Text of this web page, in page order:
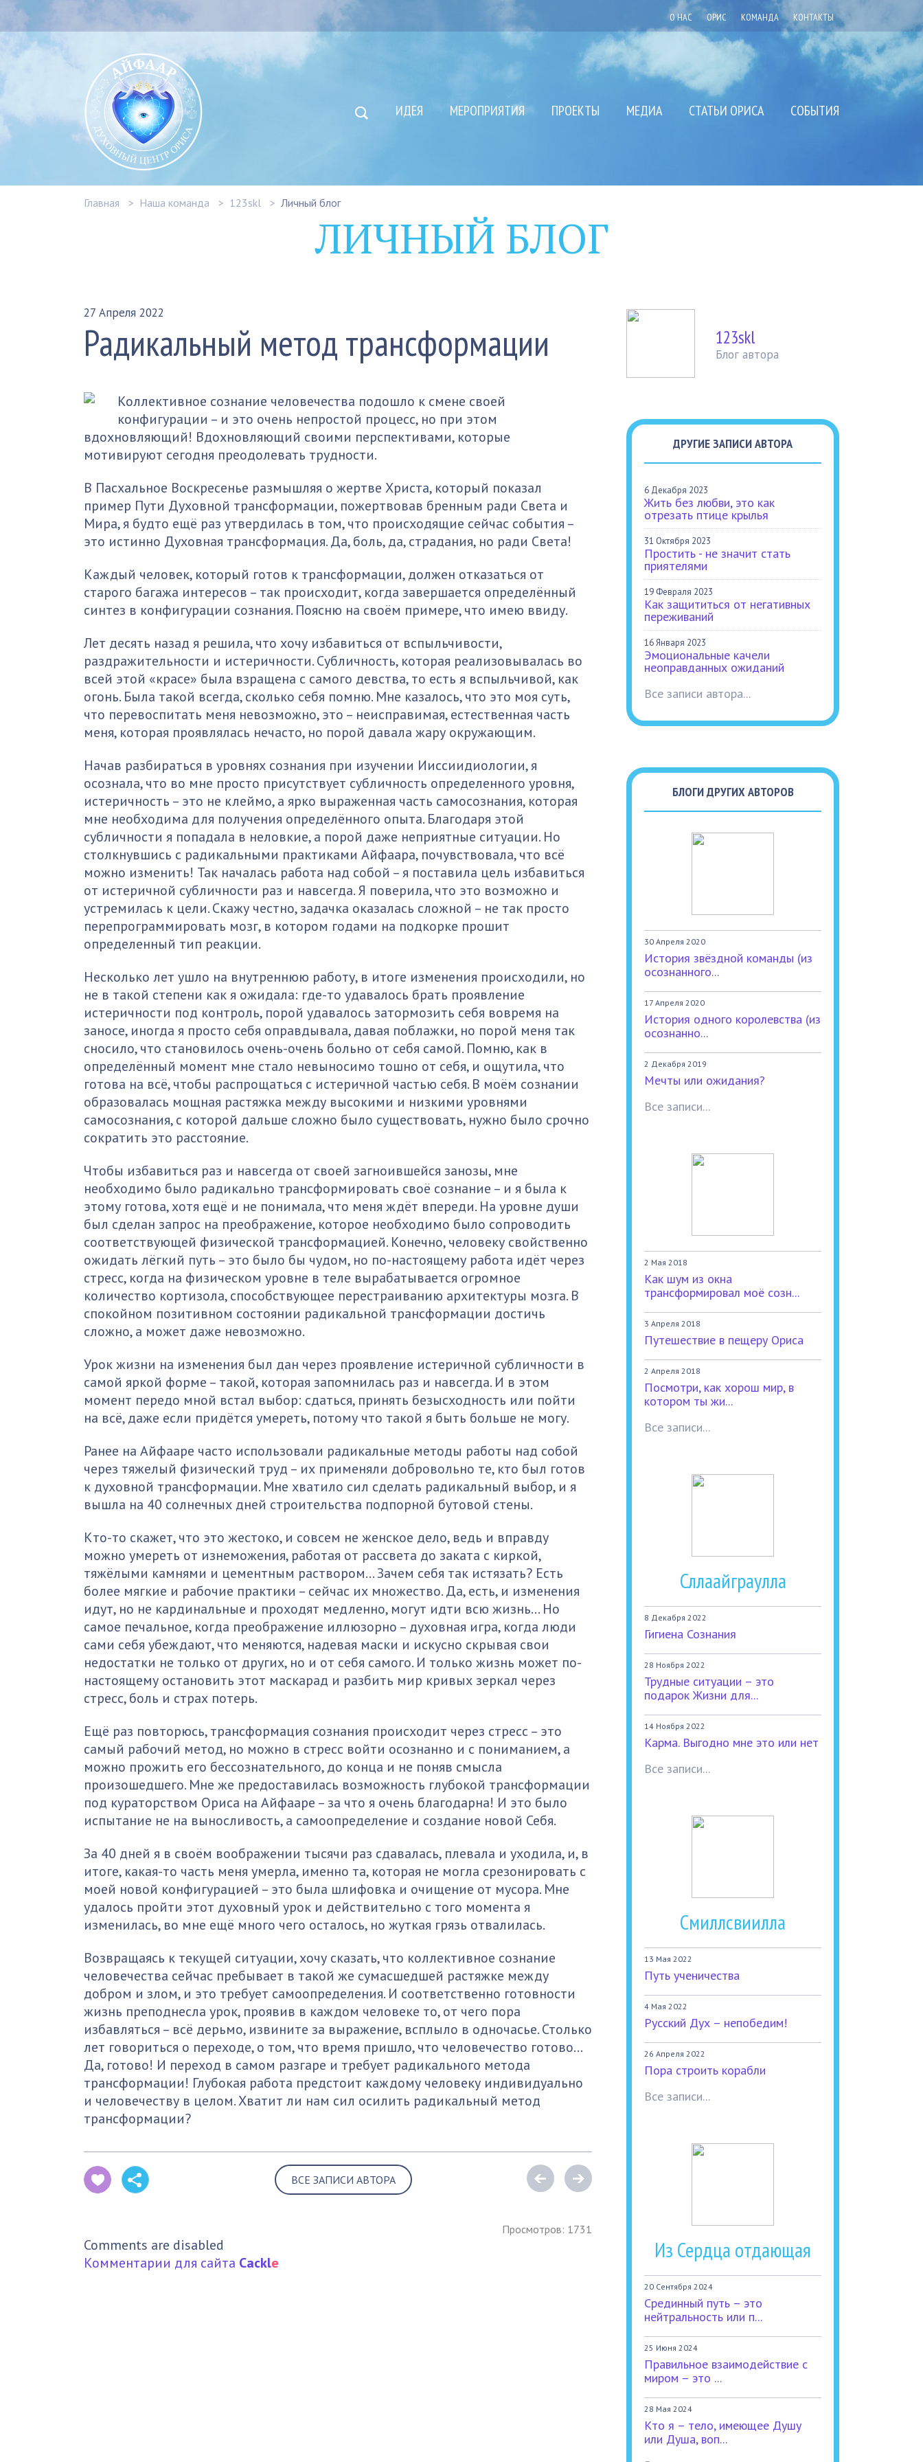
О НАС ОРИС КОМАНДА КОНТАКТЫ
ИДЕЯ МЕРОПРИЯТИЯ ПРОЕКТЫ МЕДИА СТАТЬИ ОРИСА СОБЫТИЯ
Главная Наша команда 123skl Личный блог
ЛИЧНЫЙ БЛОГ
27 Апреля 2022
Радикальный метод трансформации
Коллективное сознание человечества подошло к смене своей
конфигурации – и это очень непростой процесс, но при этом
вдохновляющий! Вдохновляющий своими перспективами, которые
мотивируют сегодня преодолевать трудности.
В Пасхальное Воскресенье размышляя о жертве Христа, который показал
пример Пути Духовной трансформации, пожертвовав бренным ради Света и
Мира, я будто ещё раз утвердилась в том, что происходящие сейчас события –
это истинно Духовная трансформация. Да, боль, да, страдания, но ради Света!
Каждый человек, который готов к трансформации, должен отказаться от
старого багажа интересов – так происходит, когда завершается определённый
синтез в конфигурации сознания. Поясню на своём примере, что имею ввиду.
Лет десять назад я решила, что хочу избавиться от вспыльчивости,
раздражительности и истеричности. Субличность, которая реализовывалась во
всей этой «красе» была взращена с самого девства, то есть я вспыльчивой, как
огонь. Была такой всегда, сколько себя помню. Мне казалось, что это моя суть,
что перевоспитать меня невозможно, это – неисправимая, естественная часть
меня, которая проявлялась нечасто, но порой давала жару окружающим.
Начав разбираться в уровнях сознания при изучении Ииссиидиологии, я
осознала, что во мне просто присутствует субличность определенного уровня,
истеричность – это не клеймо, а ярко выраженная часть самосознания, которая
мне необходима для получения определённого опыта. Благодаря этой
субличности я попадала в неловкие, а порой даже неприятные ситуации. Но
столкнувшись с радикальными практиками Айфаара, почувствовала, что всё
можно изменить! Так началась работа над собой – я поставила цель избавиться
от истеричной субличности раз и навсегда. Я поверила, что это возможно и
устремилась к цели. Скажу честно, задачка оказалась сложной – не так просто
перепрограммировать мозг, в котором годами на подкорке прошит
определенный тип реакции.
Несколько лет ушло на внутреннюю работу, в итоге изменения происходили, но
не в такой степени как я ожидала: где-то удавалось брать проявление
истеричности под контроль, порой удавалось затормозить себя вовремя на
заносе, иногда я просто себя оправдывала, давая поблажки, но порой меня так
сносило, что становилось очень-очень больно от себя самой. Помню, как в
определённый момент мне стало невыносимо тошно от себя, и ощутила, что
готова на всё, чтобы распрощаться с истеричной частью себя. В моём сознании
образовалась мощная растяжка между высокими и низкими уровнями
самосознания, с которой дальше сложно было существовать, нужно было срочно
сократить это расстояние.
Чтобы избавиться раз и навсегда от своей загноившейся занозы, мне
необходимо было радикально трансформировать своё сознание – и я была к
этому готова, хотя ещё и не понимала, что меня ждёт впереди. На уровне души
был сделан запрос на преображение, которое необходимо было сопроводить
соответствующей физической трансформацией. Конечно, человеку свойственно
ожидать лёгкий путь – это было бы чудом, но по-настоящему работа идёт через
стресс, когда на физическом уровне в теле вырабатывается огромное
количество кортизола, способствующее перестраиванию архитектуры мозга. В
спокойном позитивном состоянии радикальной трансформации достичь
сложно, а может даже невозможно.
Урок жизни на изменения был дан через проявление истеричной субличности в
самой яркой форме – такой, которая запомнилась раз и навсегда. И в этом
момент передо мной встал выбор: сдаться, принять безысходность или пойти
на всё, даже если придётся умереть, потому что такой я быть больше не могу.
Ранее на Айфааре часто использовали радикальные методы работы над собой
через тяжелый физический труд – их применяли добровольно те, кто был готов
к духовной трансформации. Мне хватило сил сделать радикальный выбор, и я
вышла на 40 солнечных дней строительства подпорной бутовой стены.
Кто-то скажет, что это жестоко, и совсем не женское дело, ведь и вправду
можно умереть от изнеможения, работая от рассвета до заката с киркой,
тяжёлыми камнями и цементным раствором… Зачем себя так истязать? Есть
более мягкие и рабочие практики – сейчас их множество. Да, есть, и изменения
идут, но не кардинальные и проходят медленно, могут идти всю жизнь... Но
самое печальное, когда преображение иллюзорно – духовная игра, когда люди
сами себя убеждают, что меняются, надевая маски и искусно скрывая свои
недостатки не только от других, но и от себя самого. И только жизнь может по-
настоящему остановить этот маскарад и разбить мир кривых зеркал через
стресс, боль и страх потерь.
Ещё раз повторюсь, трансформация сознания происходит через стресс – это
самый рабочий метод, но можно в стресс войти осознанно и с пониманием, а
можно прожить его бессознательного, до конца и не поняв смысла
произошедшего. Мне же предоставилась возможность глубокой трансформации
под кураторством Ориса на Айфааре – за что я очень благодарна! И это было
испытание не на выносливость, а самоопределение и создание новой Себя.
За 40 дней я в своём воображении тысячи раз сдавалась, плевала и уходила, и, в
итоге, какая-то часть меня умерла, именно та, которая не могла срезонировать с
моей новой конфигурацией – это была шлифовка и очищение от мусора. Мне
удалось пройти этот духовный урок и действительно с того момента я
изменилась, во мне ещё много чего осталось, но жуткая грязь отвалилась.
Возвращаясь к текущей ситуации, хочу сказать, что коллективное сознание
человечества сейчас пребывает в такой же сумасшедшей растяжке между
добром и злом, и это требует самоопределения. И соответственно готовности
жизнь преподнесла урок, проявив в каждом человеке то, от чего пора
избавляться – всё дерьмо, извините за выражение, всплыло в одночасье. Столько
лет говориться о переходе, о том, что время пришло, что человечество готово…
Да, готово! И переход в самом разгаре и требует радикального метода
трансформации! Глубокая работа предстоит каждому человеку индивидуально
и человечеству в целом. Хватит ли нам сил осилить радикальный метод
трансформации?
ВСЕ ЗАПИСИ АВТОРА
Просмотров: 1731
Comments are disabled
Комментарии для сайта Cackle
123skl
Блог автора
ДРУГИЕ ЗАПИСИ АВТОРА
6 Декабря 2023
Жить без любви, это как
отрезать птице крылья
31 Октября 2023
Простить - не значит стать
приятелями
19 Февраля 2023
Как защититься от негативных
переживаний
16 Января 2023
Эмоциональные качели
неоправданных ожиданий
Все записи автора...
БЛОГИ ДРУГИХ АВТОРОВ
30 Апреля 2020
История звёздной команды (из
осознанного...
17 Апреля 2020
История одного королевства (из
осознанно...
2 Декабря 2019
Мечты или ожидания?
Все записи...
2 Мая 2018
Как шум из окна
трансформировал моё созн...
3 Апреля 2018
Путешествие в пещеру Ориса
2 Апреля 2018
Посмотри, как хорош мир, в
котором ты жи...
Все записи...
Сллаайграулла
8 Декабря 2022
Гигиена Сознания
28 Ноября 2022
Трудные ситуации – это
подарок Жизни для...
14 Ноября 2022
Карма. Выгодно мне это или нет
Все записи...
Смиллсвиилла
13 Мая 2022
Путь ученичества
4 Мая 2022
Русский Дух – непобедим!
26 Апреля 2022
Пора строить корабли
Все записи...
Из Сердца отдающая
20 Сентября 2024
Срединный путь – это
нейтральность или п...
25 Июня 2024
Правильное взаимодействие с
миром – это ...
28 Мая 2024
Кто я – тело, имеющее Душу
или Душа, воп...